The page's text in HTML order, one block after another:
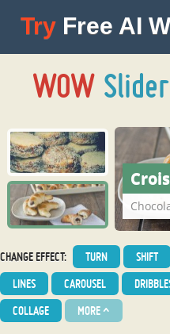
CHANGE EFFECT: TURN SHIFT
LINES
CAROUSEL
COLLAGE
MORE ^
Try Free AI